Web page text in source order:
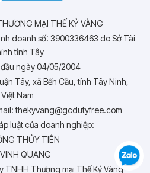
MẠI THẾ KỶ VÀNG
doanh số: 3900336463 do Sở Tài
tỉnh Tây
ngày 04/05/2004
Tây, xã Bến Cầu, tỉnh Tây Ninh,
Việt Nam
thekyvang@gcdutyfree.com
luật của doanh nghiệp:
THỦY TIÊN
QUANG
TNHH Thương mại Thế Kỷ Vàng